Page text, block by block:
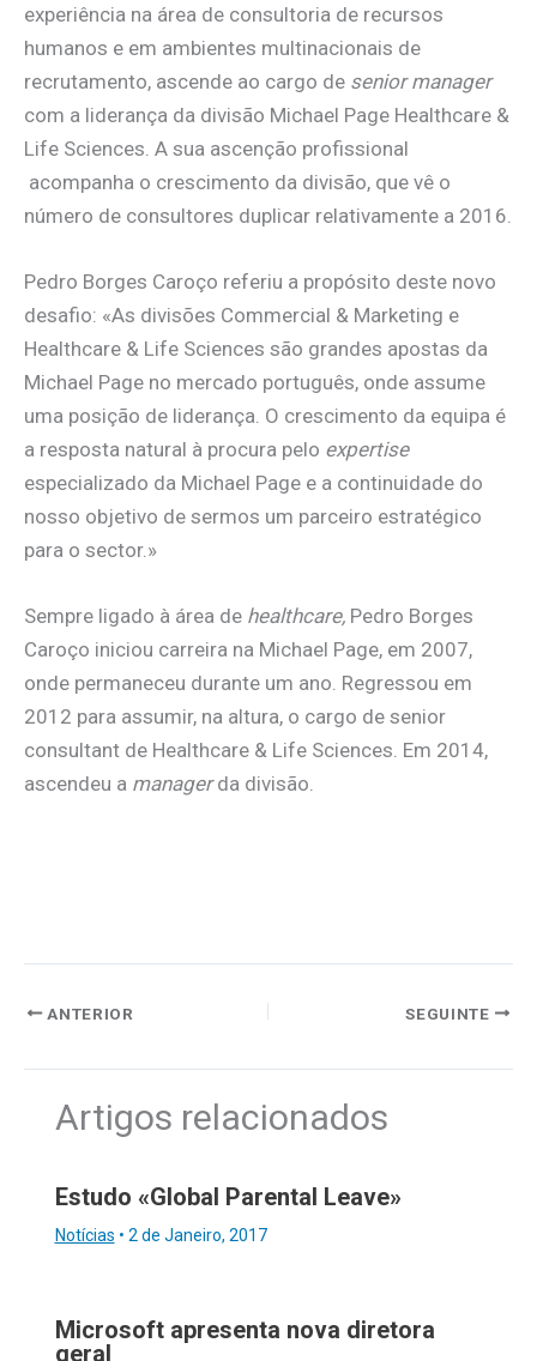
experiência na área de consultoria de recursos
humanos e em ambientes multinacionais de
recrutamento, ascende ao cargo de senior manager
com a liderança da divisão Michael Page Healthcare &
Life Sciences. A sua ascenção profissional
acompanha o crescimento da divisão, que vê o
número de consultores duplicar relativamente a 2016.
Pedro Borges Caroço referiu a propósito deste novo
desafio: «As divisões Commercial & Marketing e
Healthcare & Life Sciences são grandes apostas da
Michael Page no mercado português, onde assume
uma posição de liderança. O crescimento da equipa é
a resposta natural à procura pelo expertise
especializado da Michael Page e a continuidade do
nosso objetivo de sermos um parceiro estratégico
para o sector.»
Sempre ligado à área de healthcare, Pedro Borges
Caroço iniciou carreira na Michael Page, em 2007,
onde permaneceu durante um ano. Regressou em
2012 para assumir, na altura, o cargo de senior
consultant de Healthcare & Life Sciences. Em 2014,
ascendeu a managerda divisão.
ANTERIOR SEGUINTE
Artigos relacionados
Estudo «Global Parental Leave»
Notícias • 2 de Janeiro, 2017
Microsoft apresenta nova diretora
geral